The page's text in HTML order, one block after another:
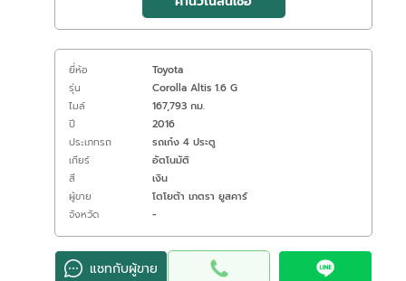
ยี่ห้อ
Toyota
รุ่น
Corolla Altis 1.6 G
ไมล์
167,793 กม.
ปี
2016
ประเภทรถ
รถเก๋ง 4 ประตู
เกียร์
อัตโนมัติ
สี
เงิน
ผู้ขาย
โตโยต้า เภตรา ยูสคาร์
จังหวัด
-
แชทกับผู้ขาย